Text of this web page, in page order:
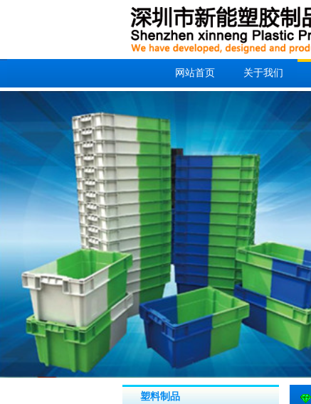
网站首页 关于我们
塑料制品